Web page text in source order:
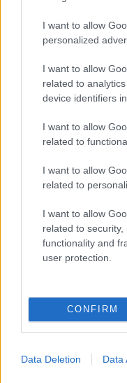
I want to allow
personalized
I want to allow
related to
device identifiers
I want to allow
related to
I want to allow
related to
I want to allow
related to
functionality and
user protection.
CONFIRM
Data Deletion Data
smart
Meloni
di Franco Lodige
27 Maggio 2026, 14:34
Teva, il
Pal si
Enrico Foscarini